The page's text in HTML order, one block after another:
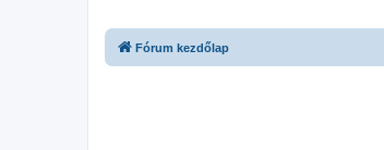
Fórum kezdőlap